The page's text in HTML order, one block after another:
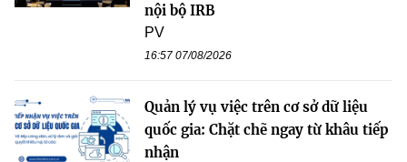
nội bộ IRB
PV
16:57 07/08/2026
Quản lý vụ việc trên cơ sở dữ liệu
quốc gia: Chặt chẽ ngay từ khâu tiếp
nhận